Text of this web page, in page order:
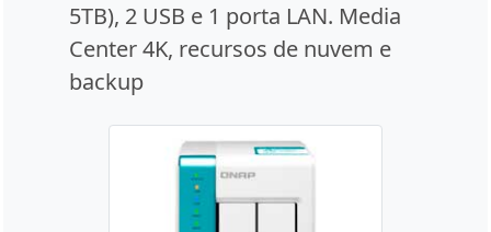
5TB), 2 USB e 1 porta LAN. Media
Center 4K, recursos de nuvem e
backup